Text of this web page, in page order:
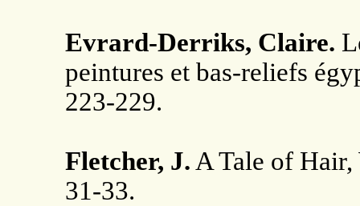
Evrard-Derriks, Claire.
peintures et bas-reliefs
223-229.
Fletcher, J. A Tale of
31-33.